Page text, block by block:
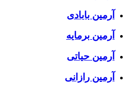
آرمین بابادی
آرمین برمایه
آرمین حیاتی
آرمین رازانی